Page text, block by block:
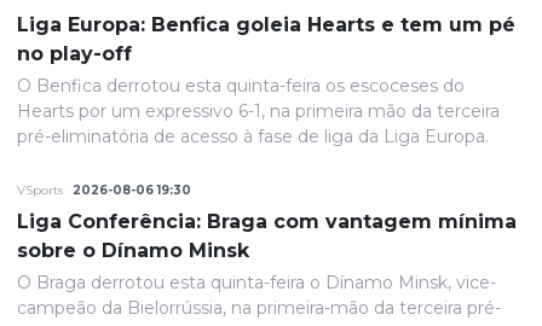
Liga Europa: Benfica goleia Hearts e tem um pé
no play-off
O Benfica derrotou esta quinta-feira os escoceses do
Hearts por um expressivo 6-1, na primeira mão da terceira
pré-eliminatória de acesso à fase de liga da Liga Europa.
VSports 2026-08-06 19:30
Liga Conferência: Braga com vantagem mínima
sobre o Dínamo Minsk
O Braga derrotou esta quinta-feira o Dínamo Minsk, vice-
campeão da Bielorrússia, na primeira-mão da terceira pré-